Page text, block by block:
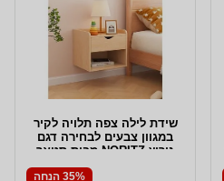
שידת לילה צפה תלויה לקיר
במגוון צבעים לבחירה דגם
נוריץ NORITZ מבית סטאר
35% הנחה